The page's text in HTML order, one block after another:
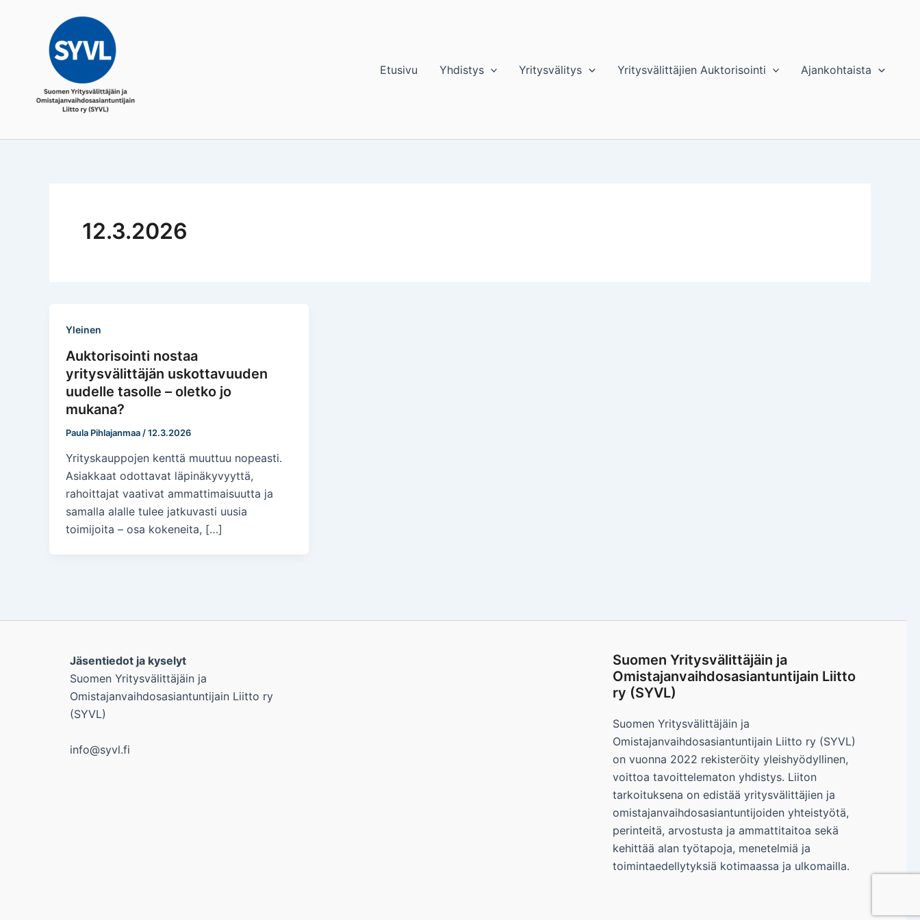
Etusivu
Yhdistys Yritysvälitys Yritysvälittäjien Auktorisointi Ajankohtaista
12.3.2026
Yleinen
Auktorisointi nostaa
yritysvälittäjän uskottavuuden
uudelle tasolle – oletko jo
mukana?
Paula Pihlajanmaa /12.3.2026
Yrityskauppojen kenttä muuttuu nopeasti.
Asiakkaat odottavat läpinäkyvyyttä,
rahoittajat vaativat ammattimaisuutta ja
samalla alalle tulee jatkuvasti uusia
toimijoita – osa kokeneita, […]
Jäsentiedot ja kyselyt
Suomen Yritysvälittäjäin ja
Omistajanvaihdosasiantuntijain Liitto ry
(SYVL)
info@syvl.fi
Suomen Yritysvälittäjäin ja
Omistajanvaihdosasiantuntijain Liitto
ry (SYVL)
Suomen Yritysvälittäjäin ja
Omistajanvaihdosasiantuntijain Liitto ry (SYVL)
on vuonna 2022 rekisteröity yleishyödyllinen,
voittoa tavoittelematon yhdistys. Liiton
tarkoituksena on edistää yritysvälittäjien ja
omistajanvaihdosasiantuntijoiden yhteistyötä,
perinteitä, arvostusta ja ammattitaitoa sekä
kehittää alan työtapoja, menetelmiä ja
toimintaedellytyksiä kotimaassa ja ulkomailla.